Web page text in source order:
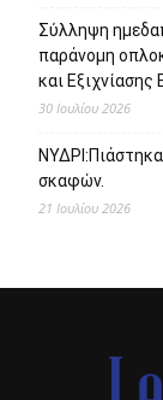
Σύλληψη
παράνομη
και
30 Ιουλίου 2026
σκαφών.
21 Ιουλίου 2026